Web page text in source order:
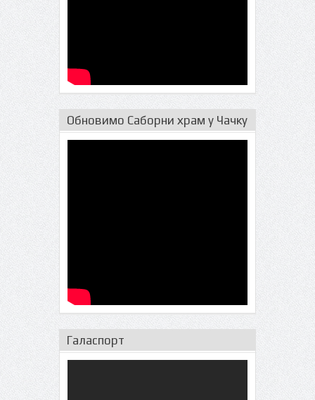
Обновимо Саборни храм у Чачку
Галаспорт